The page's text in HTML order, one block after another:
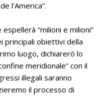
l’America”.
“milioni e milioni”
principali obiettivi della
luogo, dichiarerò lo
meridionale” con il
illegali saranno
il processo di